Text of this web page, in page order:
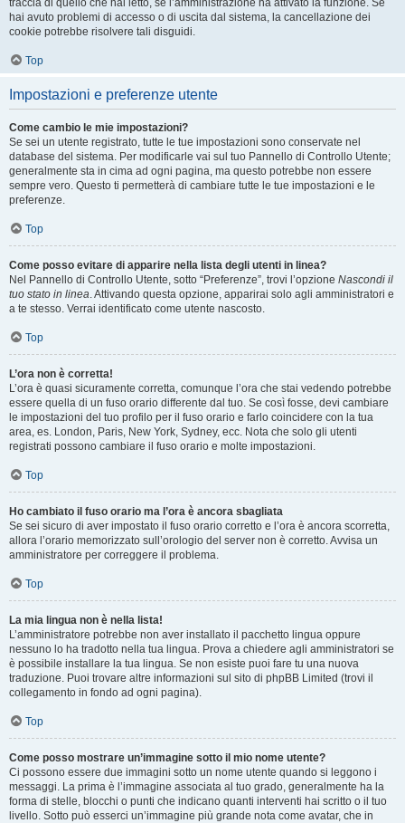
traccia di quello che hai letto, se l’amministrazione ha attivato la funzione. Se
hai avuto problemi di accesso o di uscita dal sistema, la cancellazione dei
cookie potrebbe risolvere tali disguidi.
Top
Impostazioni e preferenze utente
Come cambio le mie impostazioni?
Se sei un utente registrato, tutte le tue impostazioni sono conservate nel
database del sistema. Per modificarle vai sul tuo Pannello di Controllo Utente;
generalmente sta in cima ad ogni pagina, ma questo potrebbe non essere
sempre vero. Questo ti permetterà di cambiare tutte le tue impostazioni e le
preferenze.
Top
Come posso evitare di apparire nella lista degli utenti in linea?
Nel Pannello di Controllo Utente, sotto “Preferenze”, trovi l’opzione Nascondi il
tuo stato in linea. Attivando questa opzione, apparirai solo agli amministratori e
a te stesso. Verrai identificato come utente nascosto.
Top
L’ora non è corretta!
L’ora è quasi sicuramente corretta, comunque l’ora che stai vedendo potrebbe
essere quella di un fuso orario differente dal tuo. Se così fosse, devi cambiare
le impostazioni del tuo profilo per il fuso orario e farlo coincidere con la tua
area, es. London, Paris, New York, Sydney, ecc. Nota che solo gli utenti
registrati possono cambiare il fuso orario e molte impostazioni.
Top
Ho cambiato il fuso orario ma l’ora è ancora sbagliata
Se sei sicuro di aver impostato il fuso orario corretto e l’ora è ancora scorretta,
allora l’orario memorizzato sull’orologio del server non è corretto. Avvisa un
amministratore per correggere il problema.
Top
La mia lingua non è nella lista!
L’amministratore potrebbe non aver installato il pacchetto lingua oppure
nessuno lo ha tradotto nella tua lingua. Prova a chiedere agli amministratori se
è possibile installare la tua lingua. Se non esiste puoi fare tu una nuova
traduzione. Puoi trovare altre informazioni sul sito di phpBB Limited (trovi il
collegamento in fondo ad ogni pagina).
Top
Come posso mostrare un’immagine sotto il mio nome utente?
Ci possono essere due immagini sotto un nome utente quando si leggono i
messaggi. La prima è l’immagine associata al tuo grado, generalmente ha la
forma di stelle, blocchi o punti che indicano quanti interventi hai scritto o il tuo
livello. Sotto può esserci un’immagine più grande nota come avatar, che in